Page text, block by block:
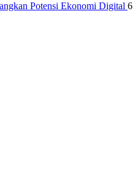
Potensi Ekonomi Digital 6